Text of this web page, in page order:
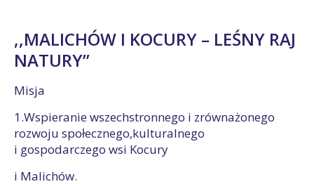
,,MALICHÓW I KOCURY – LEŚNY RAJ
NATURY’’
Misja
1.Wspieranie wszechstronnego i zrównażonego
rozwoju społecznego,kulturalnego
i gospodarczego wsi Kocury
i Malichów.